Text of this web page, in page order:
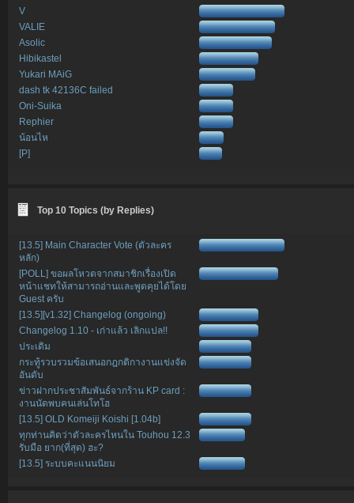
V
VALIE
Asolic
Hibikastel
Yukari MAiG
dash tk 42136C failed
Oni-Suika
Rephier
น้อนไห
[P]
Top 10 Topics (by Replies)
[13.5] Main Character Vote (ตัวละคร
หลัก)
[POLL] ขอผลโหวตจากสมาชิกเรื่องเปิด
หน้าแชทให้สามารถอ่านและพูดคุยได้โดย
Guest ครับ
[13.5][v1.32] Changelog (ongoing)
Changelog 1.10 - เก่าแล้ว เลิกแปล!!
ประเดิม
กระทู้รวบรวมข้อเสนอกฎกติกางานแข่งจัด
อันดับ
ข่าวฝากประชาสัมพันธ์จากร้าน KP card :
งานนัดพบคนเล่นโทโฮ
[13.5] OLD Komeiji Koishi [1.04b]
ทุกท่านคิดว่าตัวละครไหนใน Touhou 12.3
รับมือ ยาก(ที่สุด) ฮะ?
[13.5] ระบบคะแนนนิยม